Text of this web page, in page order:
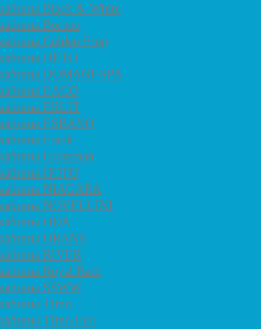
Black & White
Borneo
Colden Frog
DETO
DOMANI-SPA
EAGO
ERLIT
ESBANO
Frank
Grossman
HOTO
NIAGARA
NOVELLINI
ODA
ORANS
RIVER
Royal Bath
SSWW
Timo
Timo Eco